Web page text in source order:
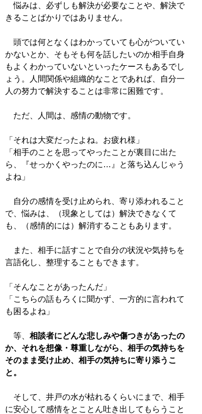
悩みは、必ずしも解決が必要なことや、解決で
きることばかりではありません。
頭では何となくはわかっていても心がついてい
かないとか、そもそも何を話したいのか相手自身
もよくわかっていないといったケースもあるでし
ょう。人間関係や組織的なことであれば、自分一
人の努力で解決することは非常に困難です。
ただ、人間は、感情の動物です。
「それは大変だったよね。お疲れ様」
「相手のことを思ってやったことが裏目に出た
ら、『せっかくやったのに…』と落ち込んじゃう
よね」
自分の感情を受け止められ、寄り添われること
で、悩みは、（現象としては）解決できなくて
も、（感情的には）解消することもあります。
また、相手に話すことで自分の状況や気持ちを
言語化し、整理することもできます。
「そんなことがあったんだ」
「こちらの話もろくに聞かず、一方的に言われて
も困るよね」
等、 相談者にどんな悲しみや傷つきがあったの
か、それを想像・尊重しながら、相手の気持ちを
そのまま受け止め、相手の気持ちに寄り添うこ
と。
そして、井戸の水が枯れるくらいにまで、相手
に安心して感情をとことん吐き出してもらうこと